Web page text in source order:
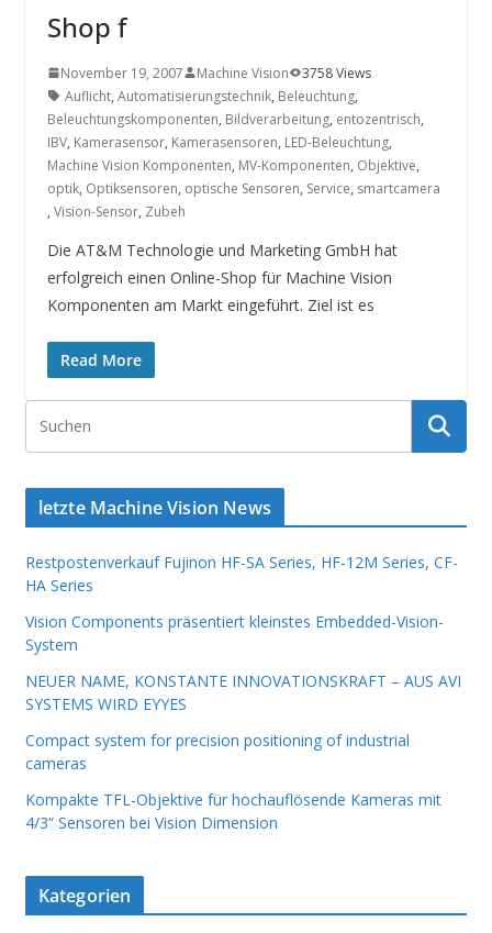
positioning of industrial cameras
Shop f
November 19, 2007 Machine Vision
3758 Views
Auflicht, Automatisierungstechnik, Beleuchtung,
Beleuchtungskomponenten, Bildverarbeitung, entozentrisch,
IBV, Kamerasensor, Kamerasensoren, LED-Beleuchtung,
Machine Vision Komponenten, MV-Komponenten, Objektive,
optik, Optiksensoren, optische Sensoren, Service, smartcamera
, Vision-Sensor, Zubeh
Die AT&M Technologie und Marketing GmbH hat
erfolgreich einen Online-Shop für Machine Vision
Komponenten am Markt eingeführt. Ziel ist es
Read More
letzte Machine Vision News
Restpostenverkauf Fujinon HF-SA Series, HF-12M Series, CF-
HA Series
Vision Components präsentiert kleinstes Embedded-Vision-
System
NEUER NAME, KONSTANTE INNOVATIONSKRAFT – AUS AVI
SYSTEMS WIRD EYYES
Compact system for precision positioning of industrial
cameras
Kompakte TFL-Objektive für hochauflösende Kameras mit
4/3“ Sensoren bei Vision Dimension
Kategorien